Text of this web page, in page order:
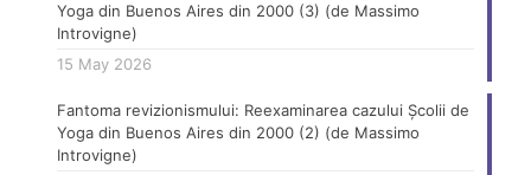
Yoga din Buenos Aires din 2000 (3) (de Massimo
Introvigne)
15 May 2026
Fantoma revizionismului: Reexaminarea cazului Școlii de
Yoga din Buenos Aires din 2000 (2) (de Massimo
Introvigne)